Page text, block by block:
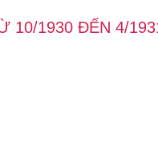
10/1930 ĐẾN 4/